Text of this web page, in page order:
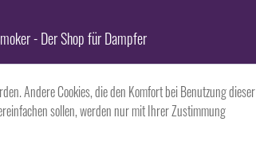
- Der Shop für Dampfer
Andere Cookies, die den Komfort bei Benutzung dieser
sollen, werden nur mit Ihrer Zustimmung